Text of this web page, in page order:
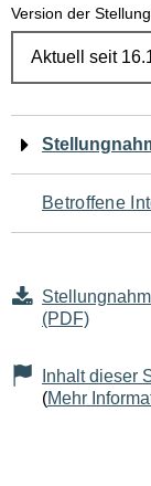
Version der
für
den
Betroffene
(PDF)
Inhalt dieser
(Mehr